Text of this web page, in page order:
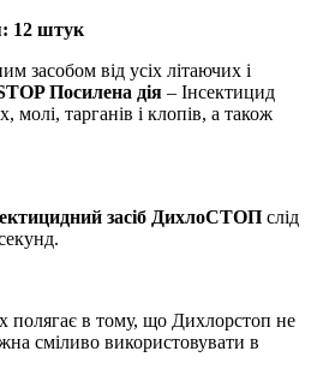
12 штук
засобом від усіх літаючих і
Посилена дія – Інсектицид
молі, тарганів і клопів, а також
засіб ДихлоСТОП слід
полягає в тому, що Дихлорстоп не
сміливо використовувати в